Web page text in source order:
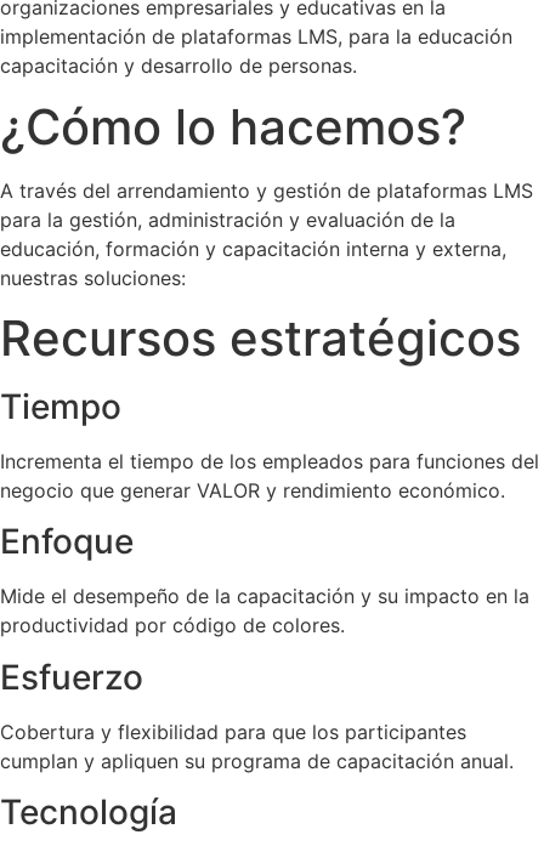
organizaciones empresariales y educativas en la
implementación de plataformas LMS, para la educación
capacitación y desarrollo de personas.
¿Cómo lo hacemos?
A través del arrendamiento y gestión de plataformas LMS
para la gestión, administración y evaluación de la
educación, formación y capacitación interna y externa,
nuestras soluciones:
Recursos estratégicos
Tiempo
Incrementa el tiempo de los empleados para funciones del
negocio que generar VALOR y rendimiento económico.
Enfoque
Mide el desempeño de la capacitación y su impacto en la
productividad por código de colores.
Esfuerzo
Cobertura y flexibilidad para que los participantes
cumplan y apliquen su programa de capacitación anual.
Tecnología